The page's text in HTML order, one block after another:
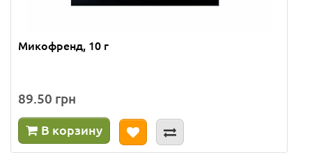
Микофренд, 10 г
89.50 грн
В корзину